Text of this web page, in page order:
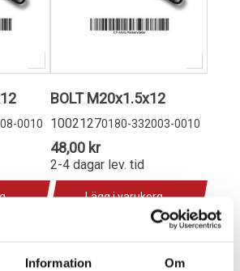
Information Om
0010
BOLT M20x1.5x12
10021270180-332003-0010
48,00 kr
2-4 dagar lev. tid
Lägg i varukorg